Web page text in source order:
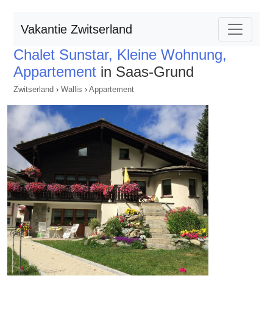
Vakantie Zwitserland
Chalet Sunstar, Kleine Wohnung,
Appartement in Saas-Grund
Zwitserland › Wallis › Appartement